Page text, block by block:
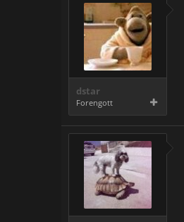
dstar
Forengott